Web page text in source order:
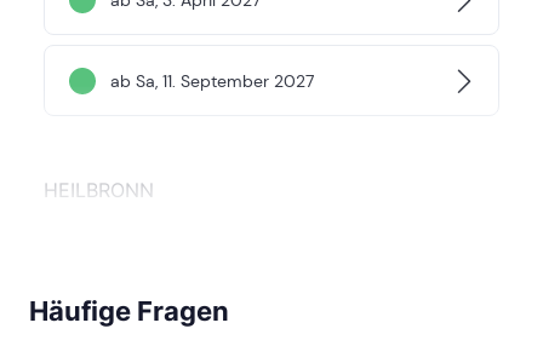
ab Sa, 11. September 2027
HEILBRONN
Häufige Fragen